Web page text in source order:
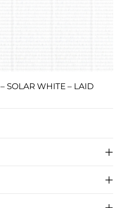
SOLAR WHITE – LAID